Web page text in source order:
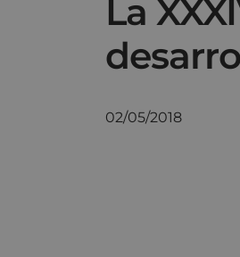
La
02/05/2018